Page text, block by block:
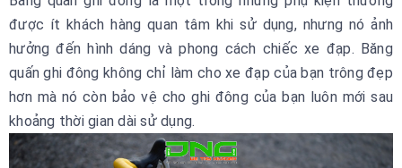
được ít khách hàng quan tâm khi sử dụng, nhưng nó ảnh
hưởng đến hình dáng và phong cách chiếc xe đạp. Băng
quấn ghi đông không chỉ làm cho xe đạp của bạn trông đẹp
hơn mà nó còn bảo vệ cho ghi đông của bạn luôn mới sau
khoảng thời gian dài sử dụng.